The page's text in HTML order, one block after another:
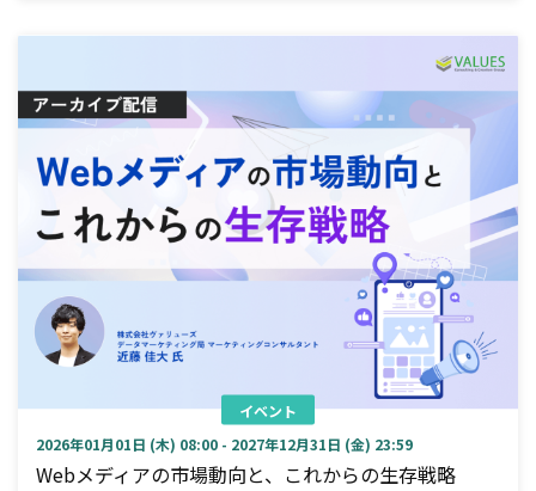
イベント
2026年01月01日 (木) 08:00 - 2027年12月31日 (金) 23:59
Webメディアの市場動向と、これからの生存戦略